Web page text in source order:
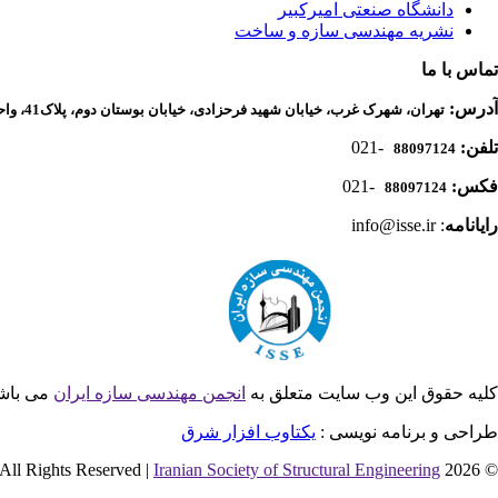
دانشگاه صنعتی امیرکبیر
نشریه مهندسی سازه و ساخت
تماس با ما
آدرس: تهران، شهرک غرب، خیابان شهید فرحزادی، خیابان بوستان دوم، پلاک41، واحد 1، دفتر انجمن مهندسی سازه ایران
تلفن: 88097124
-021
فکس: 88097124
-021
رایانامه: info@isse.ir
کلیه حقوق این وب سایت متعلق به انجمن مهندسی سازه ایران می
طراحی و برنامه نویسی : یکتاوب افزار شرق
© 2026 All Rights Reserved |
Iranian Society of Structural Engineering